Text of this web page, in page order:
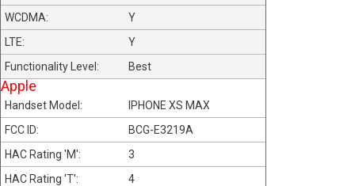
Y
Y
Best
Apple
IPHONE XS MAX
BCG-E3219A
3
4